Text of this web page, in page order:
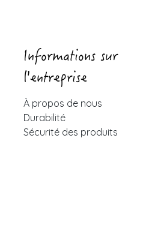
Informations sur
l'entreprise
À propos de nous
Durabilité
Sécurité des produits